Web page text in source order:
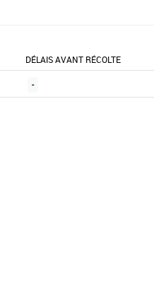
DÉLAIS AVANT RÉCOLTE
-